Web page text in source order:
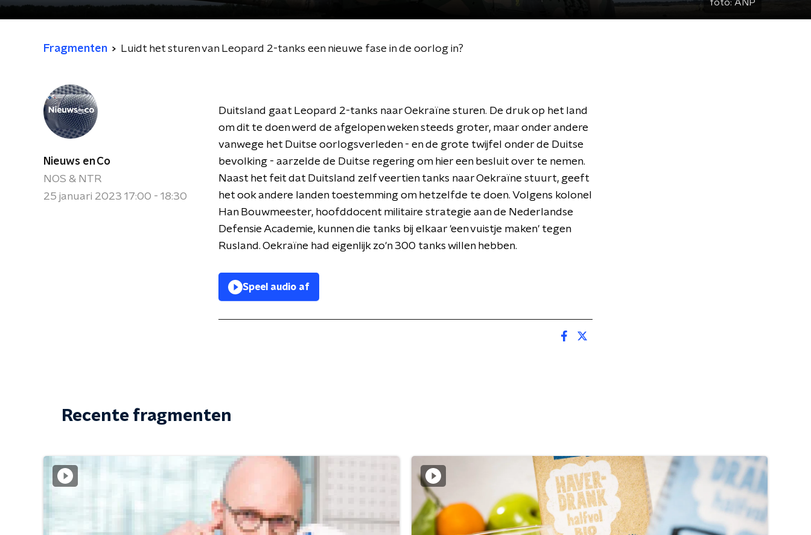
foto: ANP
Fragmenten Luidt het sturen van Leopard 2-tanks een nieuwe fase in de oorlog in?
Nieuws en Co
NOS & NTR
25 januari 2023 17:00 - 18:30
Duitsland gaat Leopard 2-tanks naar Oekraïne sturen. De druk op het land
om dit te doen werd de afgelopen weken steeds groter, maar onder andere
vanwege het Duitse oorlogsverleden - en de grote twijfel onder de Duitse
bevolking - aarzelde de Duitse regering om hier een besluit over te nemen.
Naast het feit dat Duitsland zelf veertien tanks naar Oekraïne stuurt, geeft
het ook andere landen toestemming om hetzelfde te doen. Volgens kolonel
Han Bouwmeester, hoofddocent militaire strategie aan de Nederlandse
Defensie Academie, kunnen die tanks bij elkaar 'een vuistje maken' tegen
Rusland. Oekraïne had eigenlijk zo'n 300 tanks willen hebben.
Speel audio af
Recente fragmenten